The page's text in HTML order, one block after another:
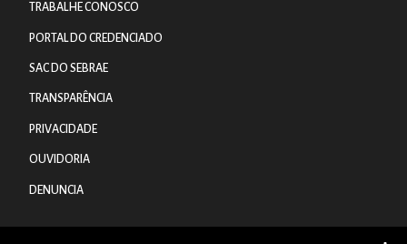
TRABALHE CONOSCO
PORTAL DO CREDENCIADO
SAC DO SEBRAE
TRANSPARÊNCIA
PRIVACIDADE
OUVIDORIA
DENUNCIA